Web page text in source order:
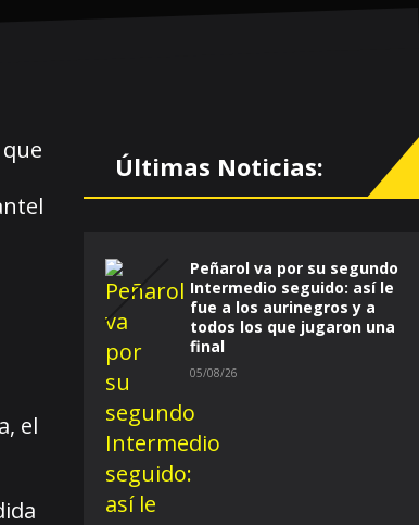
el
Últimas Noticias:
Peñarol va por su segundo
Intermedio seguido: así le
fue a los aurinegros y a
todos los que jugaron una
final
05/08/26